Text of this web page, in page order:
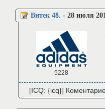
Витек 48. - 28 июля
5228
[ICQ: {icq}]